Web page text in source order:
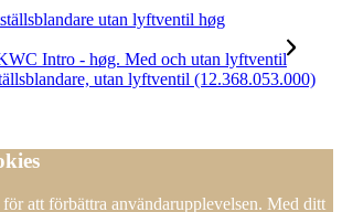
utan lyftventil høg
utan lyftventil (12.368.053.000)
att förbättra användarupplevelsen. Med ditt